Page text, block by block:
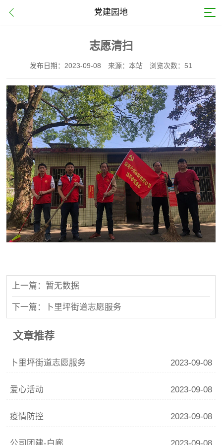
党建园地
志愿清扫
发布日期：2023-09-08 来源：本站 浏览次数：51
上一篇：暂无数据
下一篇：卜里坪街道志愿服务
文章推荐
卜里坪街道志愿服务 2023-09-08
爱心活动 2023-09-08
疫情防控 2023-09-08